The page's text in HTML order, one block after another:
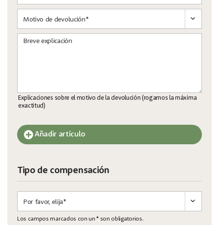
Breve explicación
Explicaciones sobre el motivo de la devolución (rogamos la máxima
exactitud)
Añadir artículo
Tipo de compensación
Los campos marcados con un * son obligatorios.